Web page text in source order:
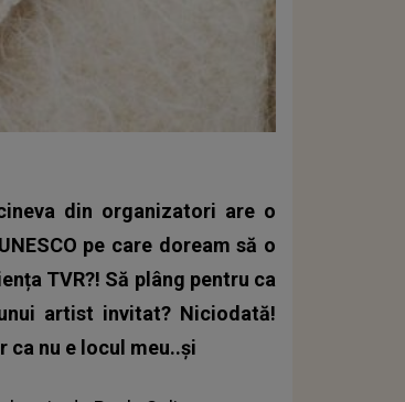
din organizatori are o
pe care doream să o
TVR?! Să plâng pentru ca
artist invitat? Niciodată!
ca nu e locul meu..și